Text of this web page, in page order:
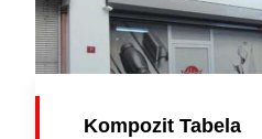
Kompozit Tabela